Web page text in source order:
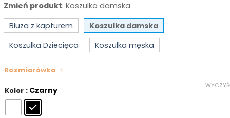
Zmień produkt: Koszulka damska
Bluza z kapturem
Koszulka damska
Koszulka Dziecięca
Koszulka męska
Rozmiarówka
Kolor : Czarny